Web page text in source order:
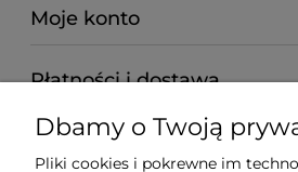
Moje konto
Płatności i dostawa
Informacje
Dbamy o Twoją
Pliki cookies i pokrewne im